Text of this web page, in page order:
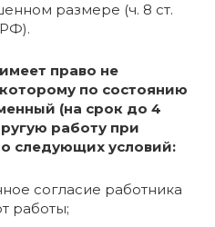
размере (ч. 8 ст.
право не
по состоянию
(на срок до 4
работу при
следующих условий:
согласие работника
работы;